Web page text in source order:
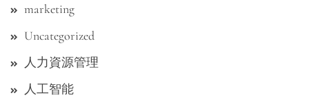
marketing
Uncategorized
人力資源管理
人工智能